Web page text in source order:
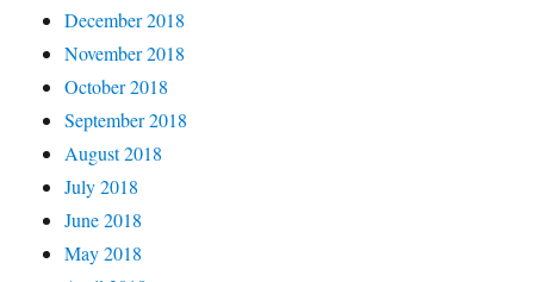
December 2018
November 2018
October 2018
September 2018
August 2018
July 2018
June 2018
May 2018